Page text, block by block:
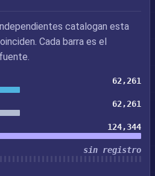
catalogan esta
Cada barra es el
62,261
62,261
124,344
sin registro